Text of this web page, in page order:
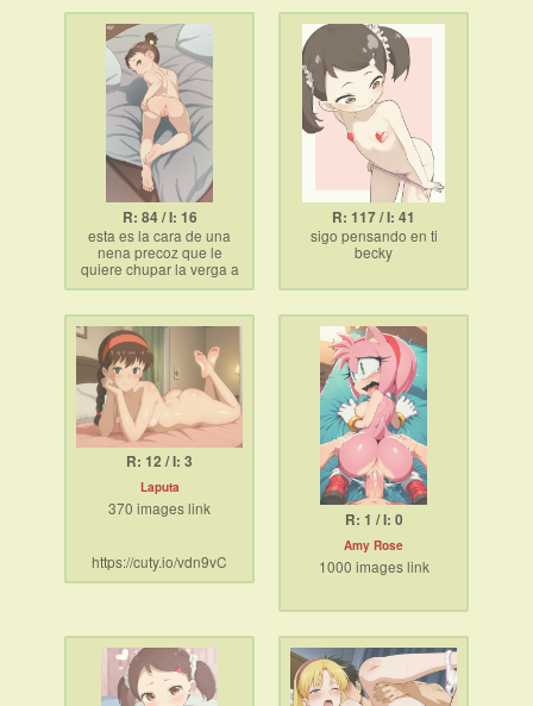
R: 84 / I: 16
esta es la cara de una
nena precoz que le
quiere chupar la verga a
un c ñor casado con hijos
R: 117 / I: 41
sigo pensando en ti
becky
R: 12 / I: 3
Laputa
370 images link
https://cuty.io/vdn9vC
R: 1 / I: 0
Amy Rose
1000 images link